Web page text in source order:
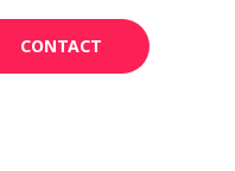
CONTACT